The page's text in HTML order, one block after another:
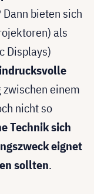
bieten sich
als
Displays)
zwischen einem
nicht so
Technik sich
eignet
sollten.